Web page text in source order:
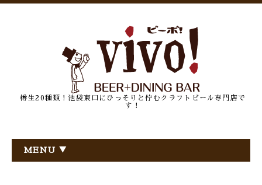
樽生20種類！池袋東口にひっそりと佇むクラフトビール専門店で
す！
MENU ▼